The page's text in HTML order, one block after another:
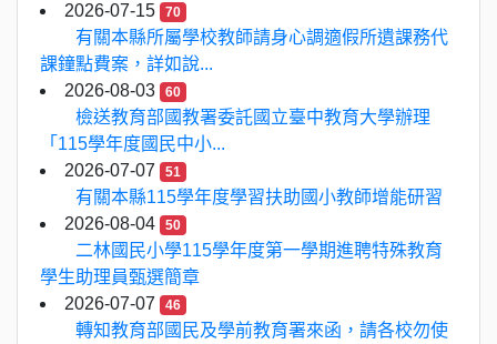
2026-07-15
70
有關本縣所屬學校教師請身心調適假所遺課務代
課鐘點費案，詳如說...
2026-08-03
60
檢送教育部國教署委託國立臺中教育大學辦理
「115學年度國民中小...
2026-07-07
51
有關本縣115學年度學習扶助國小教師增能研習
2026-08-04
50
二林國民小學115學年度第一學期進聘特殊教育
學生助理員甄選簡章
2026-07-07
46
轉知教育部國民及學前教育署來函，請各校勿使